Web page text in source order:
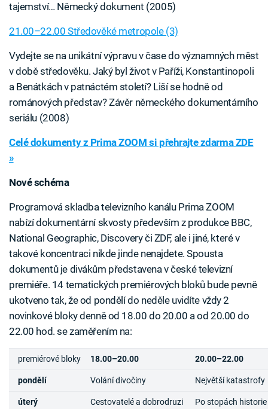
tajemství… Německý dokument (2005)
21.00–22.00 Středověké metropole (3)
Vydejte se na unikátní výpravu v čase do významných měst
v době středověku. Jaký byl život v Paříži, Konstantinopoli
a Benátkách v patnáctém století? Liší se hodně od
románových představ? Závěr německého dokumentárního
seriálu (2008)
Celé dokumenty z Prima ZOOM si přehrajte zdarma ZDE
»
Nové schéma
Programová skladba televizního kanálu Prima ZOOM
nabízí dokumentární skvosty především z produkce BBC,
National Geographic, Discovery či ZDF, ale i jiné, které v
takové koncentraci nikde jinde nenajdete. Spousta
dokumentů je divákům představena v české televizní
premiéře. 14 tematických premiérových bloků bude pevně
ukotveno tak, že od pondělí do neděle uvidíte vždy 2
novinkové bloky denně od 18.00 do 20.00 a od 20.00 do
22.00 hod. se zaměřením na:
premiérové bloky 18.00–20.00 20.00–22.00
pondělí Volání divočiny Největší katastrofy
úterý Cestovatelé a dobrodruzi Po stopách historie